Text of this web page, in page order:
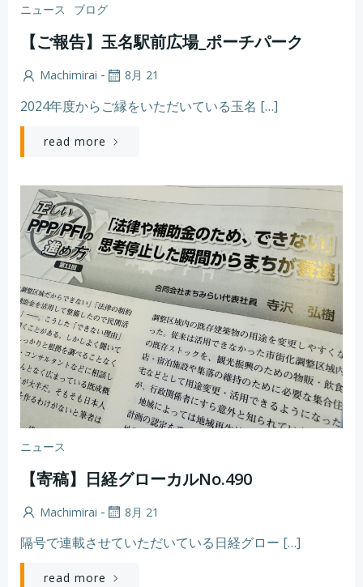
ニュース ブログ
【ご報告】玉名駅前広場_ポーチパーク
Machimirai - 8月 21
2024年度からご縁をいただいている玉名 […]
read more
ニュース
【寄稿】日経グローカルNo.490
Machimirai - 8月 21
隔号で連載させていただいている日経グロー […]
read more